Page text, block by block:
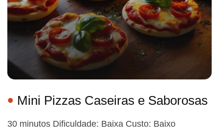
Mini Pizzas Caseiras e Saborosas
30 minutos Dificuldade: Baixa Custo: Baixo